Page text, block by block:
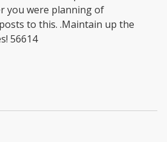
you were planning of
to this. .Maintain up the
56614